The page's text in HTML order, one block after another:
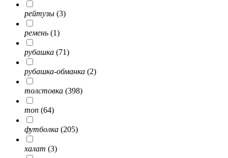
рейтузы (3)
ремень (1)
рубашка (71)
рубашка-обманка (2)
толстовка (398)
топ (64)
футболка (205)
халат (3)